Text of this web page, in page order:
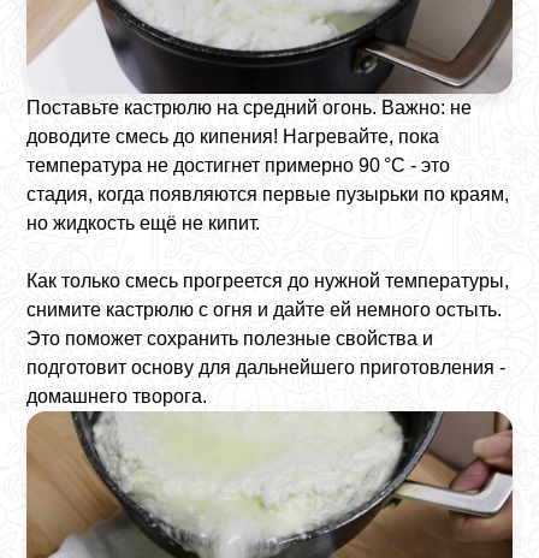
Поставьте кастрюлю на средний огонь. Важно: не
доводите смесь до кипения! Нагревайте, пока
температура не достигнет примерно 90 °C - это
стадия, когда появляются первые пузырьки по краям,
но жидкость ещё не кипит.
Как только смесь прогреется до нужной температуры,
снимите кастрюлю с огня и дайте ей немного остыть.
Это поможет сохранить полезные свойства и
подготовит основу для дальнейшего приготовления -
домашнего творога.